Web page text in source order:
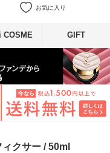
お気に入り
COSME GIFT
クサー / 50ml